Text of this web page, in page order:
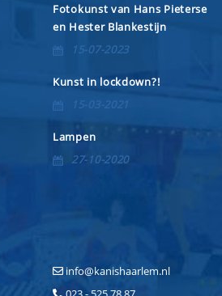
Fotokunst van Hans Pieterse
en Hester Blankestijn
15-07-2023
Kunst in lockdown?!
15-03-2021
Lampen
27-10-2020
info@kanishaarlem.nl